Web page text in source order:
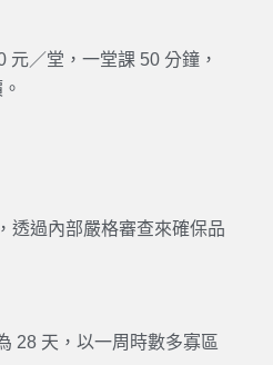
元／堂，一堂課 50 分鐘，
透過內部嚴格審查來確保品
28 天，以一周時數多寡區